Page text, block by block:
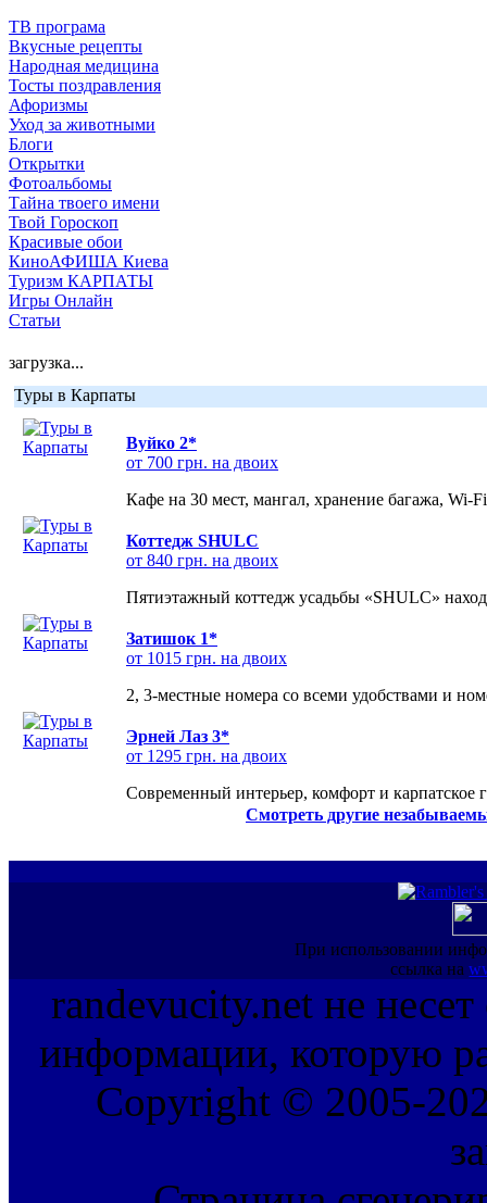
ТВ програма
Вкусные рецепты
Народная медицина
Тосты поздравления
Афоризмы
Уход за животными
Блоги
Открытки
Фотоальбомы
Тайна твоего имени
Твой Гороскоп
Красивые обои
КиноАФИША Киева
Туризм КАРПАТЫ
Игры Онлайн
Статьи
загрузка...
Туры в Карпаты
Вуйко 2*
от 700 грн. на двоих
Кафе на 30 мест, мангал, хранение багажа, Wi-
Коттедж SHULC
от 840 грн. на двоих
Пятиэтажный коттедж усадьбы «SHULC»
Затишок 1*
от 1015 грн. на двоих
2, 3-местные номера со всеми удобствами и
Эрней Лаз 3*
от 1295 грн. на двоих
Современный интерьер, комфорт и карпатское
Смотреть другие
При использовании
ссылка на
randevucity.net не несет
информации, которую
Copyright © 2005-